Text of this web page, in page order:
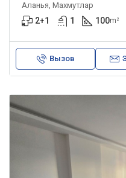
Аланья, Махмутлар
2+1 1 100m²
Вызов